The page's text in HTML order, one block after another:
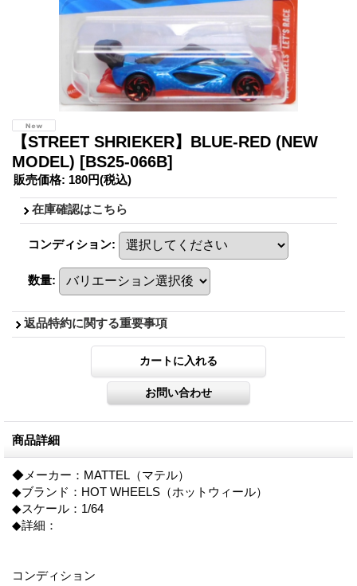
【STREET SHRIEKER】BLUE-RED (NEW
MODEL) [BS25-066B]
販売価格: 180円(税込)
在庫確認はこちら
コンディション:
数量:
返品特約に関する重要事項
商品詳細
◆メーカー：MATTEL（マテル）
◆ブランド：HOT WHEELS（ホットウィール）
◆スケール：1/64
◆詳細：
コンディション